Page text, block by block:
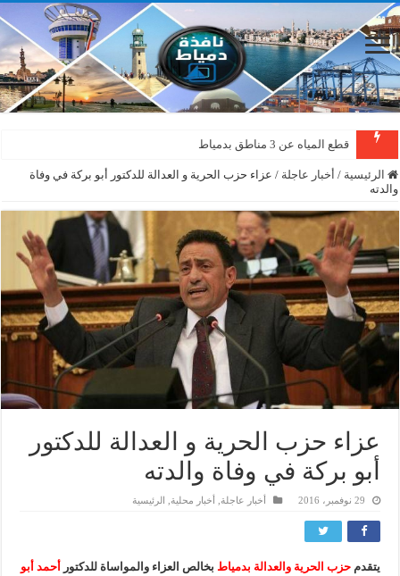
قطع المياه عن 3 مناطق بدمياط
الرئيسية / أخبار عاجلة / عزاء حزب الحرية و العدالة للدكتور أبو بركة في وفاة
والدته
عزاء حزب الحرية و العدالة للدكتور
أبو بركة في وفاة والدته
29 نوفمبر، 2016 أخبار عاجلة أخبار محلية الرئيسية
يتقدمحزب الحرية والعدالة بدمياط بخالص العزاء والمواساة للدكتور أحمد أبو